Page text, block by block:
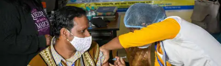
कोरोना वैक्सीनेशन अभियान में बीमा
का कोई प्रावधान नहीं- स्वास्थ्य राज्य
मंत्री
भारत शर्मा Feb 09, 2021 05:04 pm